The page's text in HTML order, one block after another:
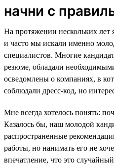
начни с
На протяжении нескольких лет
и часто мы искали именно
специалистов. Многие
резюме, обладали
осведомлены о компаниях, в
соблюдали дресс-код, но
Мне всегда хотелось понять:
Казалось бы, наш молодой
распространенные
работы, но нанимать его не
впечатление, что это